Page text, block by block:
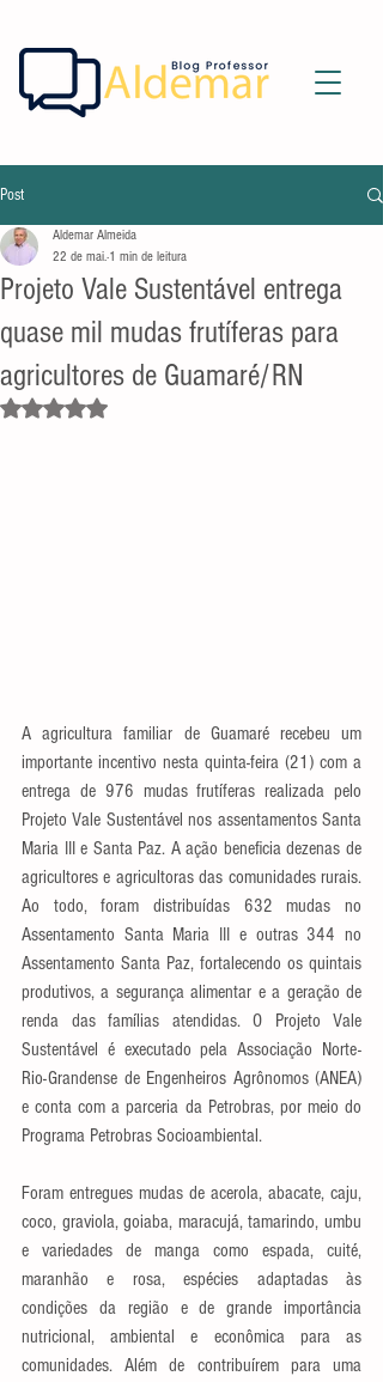
Post
Projeto Vale Sustentável entrega
quase mil mudas frutíferas para
agricultores de Guamaré/RN
Aldemar Almeida
22 de mai. 1 min de leitura
Avaliado com NaN de 5 estrelas.
A agricultura familiar de Guamaré recebeu um
importante incentivo nesta quinta-feira (21) com a
entrega de 976 mudas frutíferas realizada pelo
Projeto Vale Sustentável nos assentamentos Santa
Maria III e Santa Paz. A ação beneficia dezenas de
agricultores e agricultoras das comunidades rurais.
Ao todo, foram distribuídas 632 mudas no
Assentamento Santa Maria III e outras 344 no
Assentamento Santa Paz, fortalecendo os quintais
produtivos, a segurança alimentar e a geração de
renda das famílias atendidas. O Projeto Vale
Sustentável é executado pela Associação Norte-
Rio-Grandense de Engenheiros Agrônomos (ANEA)
e conta com a parceria da Petrobras, por meio do
Programa Petrobras Socioambiental.
Foram entregues mudas de acerola, abacate, caju,
coco, graviola, goiaba, maracujá, tamarindo, umbu
e variedades de manga como espada, cuité,
maranhão e rosa, espécies adaptadas às
condições da região e de grande importância
nutricional, ambiental e econômica para as
comunidades. Além de contribuírem para uma